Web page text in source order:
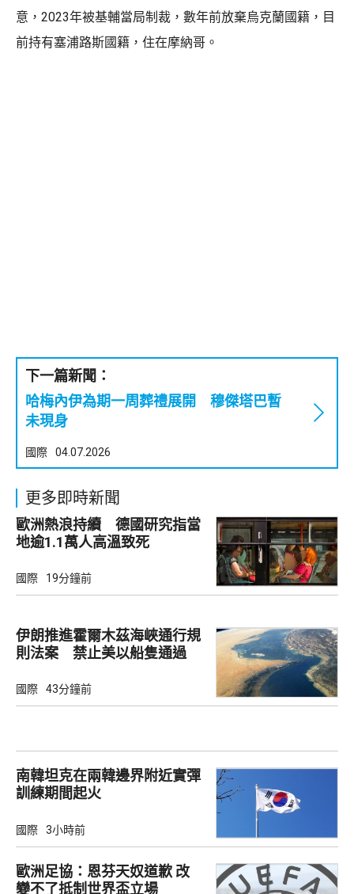
意，2023年被基輔當局制裁，數年前放棄烏克蘭國籍，目
前持有塞浦路斯國籍，住在摩納哥。
下一篇新聞：
哈梅內伊為期一周葬禮展開 穆傑塔巴暫
未現身
國際 04.07.2026
更多即時新聞
歐洲熱浪持續 德國研究指當
地逾1.1萬人高溫致死
國際 19分鐘前
伊朗推進霍爾木茲海峽通行規
則法案 禁止美以船隻通過
國際 43分鐘前
南韓坦克在兩韓邊界附近實彈
訓練期間起火
國際 3小時前
歐洲足協：恩芬天奴道歉 改
變不了抵制世界盃立場